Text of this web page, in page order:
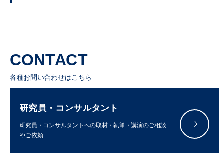
CONTACT
各種お問い合わせはこちら
研究員・コンサルタント
研究員・コンサルタントへの取材・執筆・講演のご相談
やご依頼